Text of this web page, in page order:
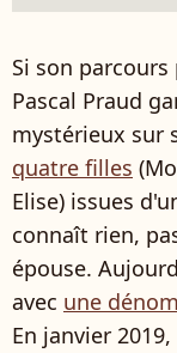
Si son
Pascal Praud
mystérieux sur
quatre filles
Elise) issues
connaît rien,
épouse.
avec une
En janvier